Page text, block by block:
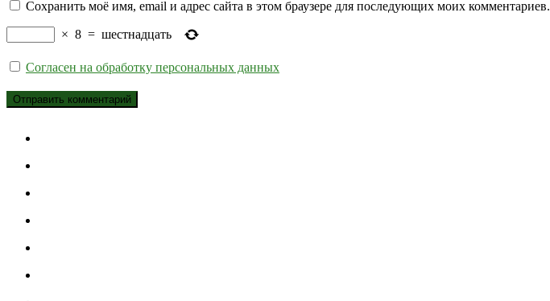
Сохранить моё имя, email и адрес сайта в этом браузере для последующих моих комментариев.
× 8 = шестнадцать
Согласен на обработку персональных данных